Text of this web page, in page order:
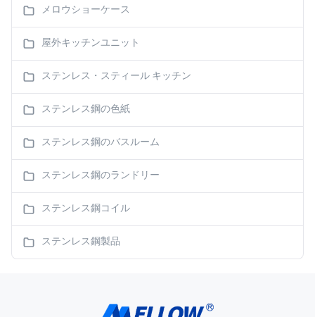
メロウショーケース
屋外キッチンユニット
ステンレス・スティール キッチン
ステンレス鋼の色紙
ステンレス鋼のバスルーム
ステンレス鋼のランドリー
ステンレス鋼コイル
ステンレス鋼製品